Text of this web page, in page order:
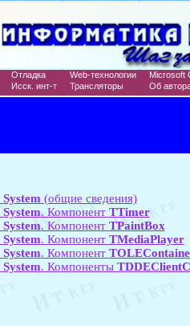
Отладка Web-технологии
Microsoft
Исск. инт-т Трансляторы Об
System (общие сведения)
System. Компонент TTimer
System. Компонент TPaintBox
System. Компонент TMediaPlayer
System. Компонент
System. Компоненты